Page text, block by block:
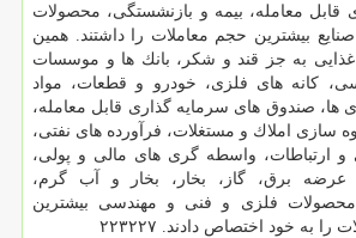
قابل معامله، بیمه و بازنشستگی، محصولات
بیشترین حجم معاملات را داشتند. همین
غذایی به جز قند و شكر، بانك ها و موسسات
كانه های فلزی، خودرو و قطعات، مواد
ها، صندوق های سرمایه گذاری قابل معامله،
سازی املاك و مستغلات، فرآورده های نفتی،
و ارتباطات، واسطه گری های مالی و پولی،
عرضه برق، گاز، بخار، بخار و آب گرم،
فلزی و فنی و مهندسی بیشترین
به خود اختصاص دادند. ۲۲۳۲۲۷